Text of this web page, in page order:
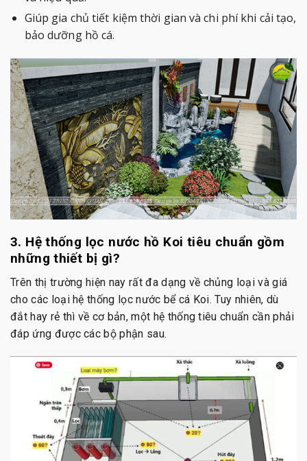
Giúp gia chủ tiết kiệm thời gian và chi phí khi cải tạo,
bảo dưỡng hồ cá.
3. Hệ thống lọc nước hồ Koi tiêu chuẩn gồm
những thiết bị gì?
Trên thị trường hiện nay rất đa dạng về chủng loại và giá
cho các loại hệ thống lọc nước bể cá Koi. Tuy nhiên, dù
đắt hay rẻ thì về cơ bản, một hệ thống tiêu chuẩn cần phải
đáp ứng được các bộ phận sau.